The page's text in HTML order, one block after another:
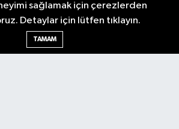
sağlamak için çerezlerden
Detaylar için lütfen tıklayın.
TAMAM